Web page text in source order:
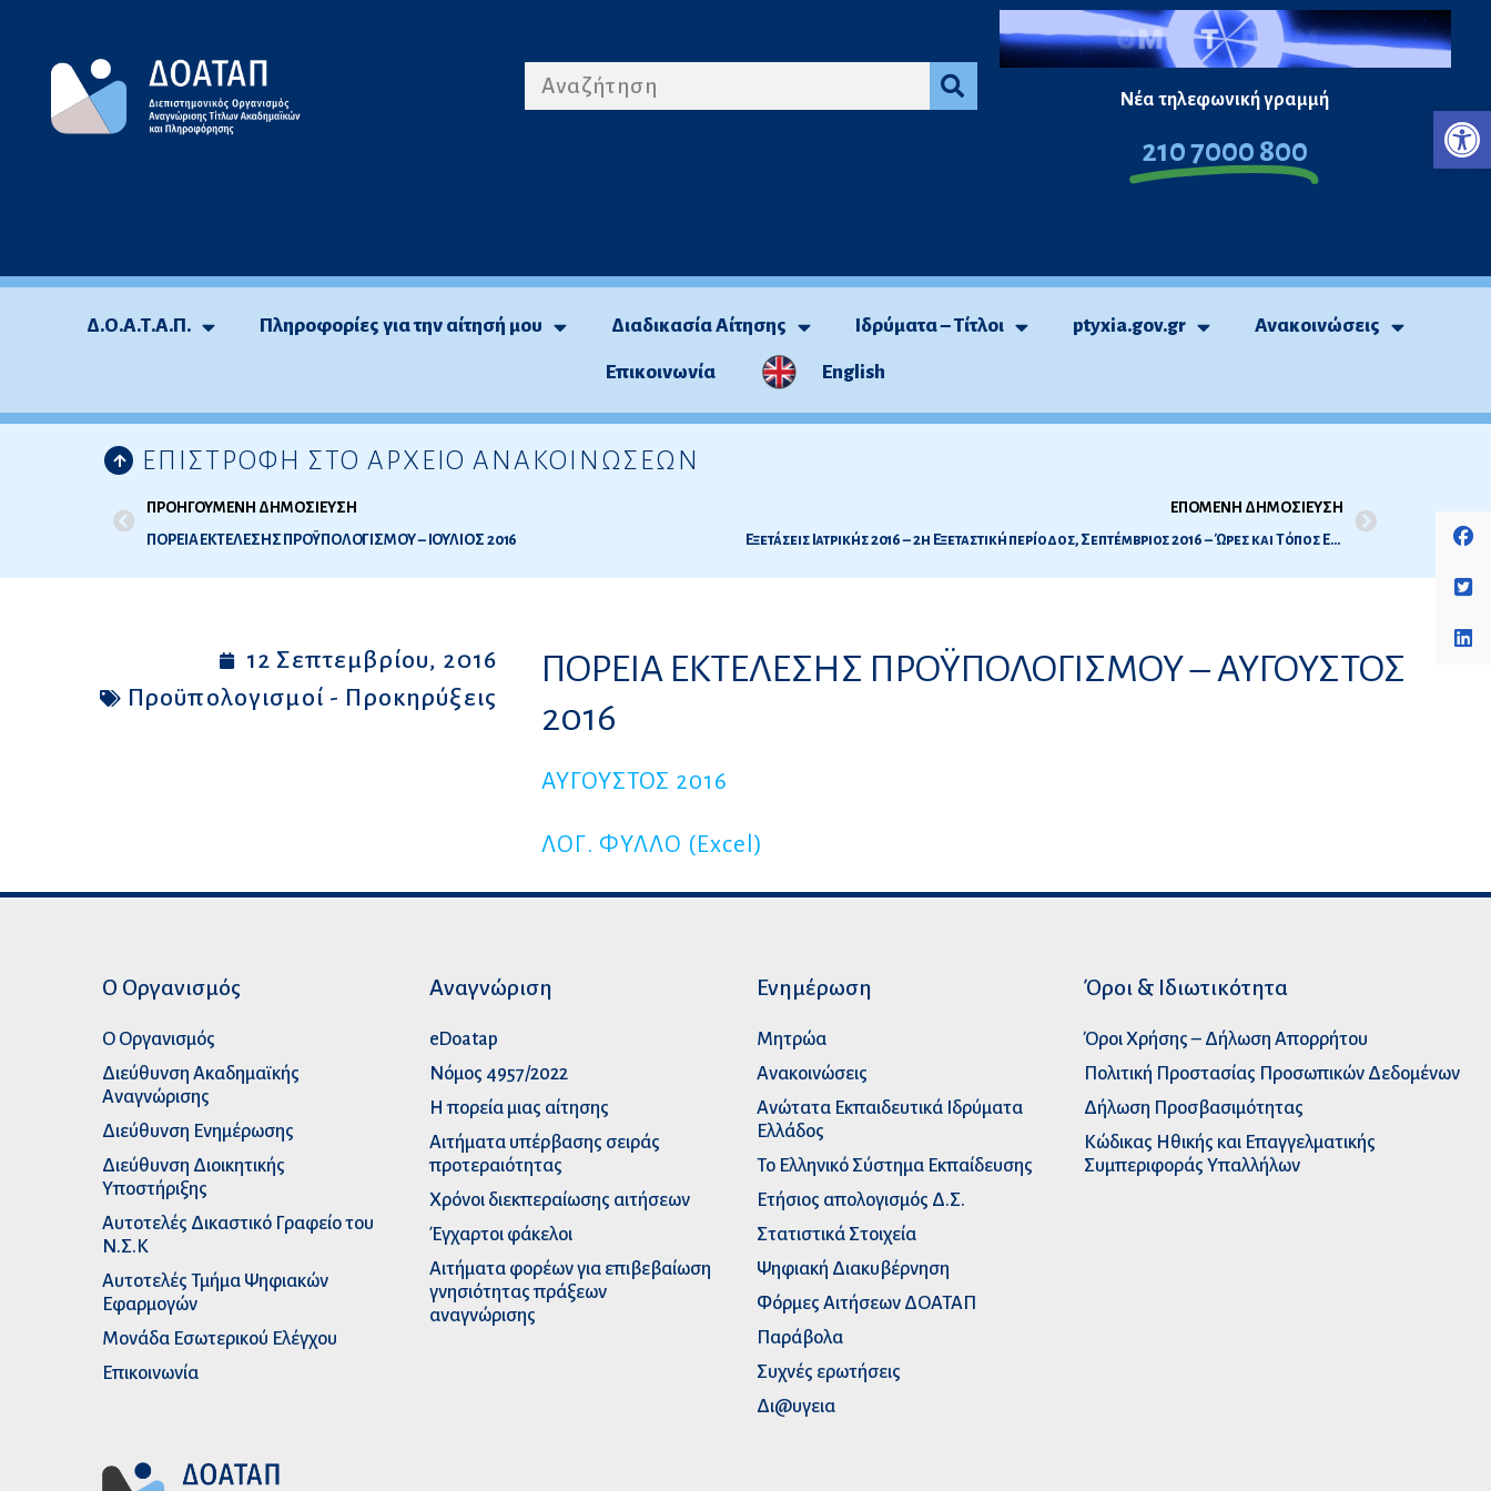
περιεχόμενο
Νέα τηλεφωνική γραμμή
210 7000 800
Δ.Ο.Α.Τ.Α.Π. Πληροφορίες για την αίτησή μου Διαδικασία Αίτησης Ιδρύματα – Τίτλοι ptyxia.gov.gr Ανακοινώσεις
Επικοινωνία English
ΕΠΙΣΤΡΟΦΗ ΣΤΟ ΑΡΧΕΙΟ ΑΝΑΚΟΙΝΩΣΕΩΝ
ΠΡΟΗΓΟΥΜΕΝΗ ΔΗΜΟΣΙΕΥΣΗ
ΠΟΡΕΙΑ ΕΚΤΕΛΕΣΗΣ ΠΡΟΫΠΟΛΟΓΙΣΜΟΥ – ΙΟΥΛΙΟΣ 2016
ΕΠΟΜΕΝΗ ΔΗΜΟΣΙΕΥΣΗ
Εξετάσεις Ιατρικής 2016 – 2η Εξεταστική περίοδος, Σεπτέμβριος 2016 – Ώρες και Τόπος Εξέτασης
12 Σεπτεμβρίου, 2016
Προϋπολογισμοί - Προκηρύξεις
ΠΟΡΕΙΑ ΕΚΤΕΛΕΣΗΣ ΠΡΟΫΠΟΛΟΓΙΣΜΟΥ – ΑΥΓΟΥΣΤΟΣ
2016
ΑΥΓΟΥΣΤΟΣ 2016
ΛΟΓ. ΦΥΛΛΟ (Excel)
Ο Οργανισμός
Ο Οργανισμός
Διεύθυνση Ακαδημαϊκής
Αναγνώρισης
Διεύθυνση Ενημέρωσης
Διεύθυνση Διοικητικής
Υποστήριξης
Αυτοτελές Δικαστικό Γραφείο του
Ν.Σ.Κ
Αυτοτελές Τμήμα Ψηφιακών
Εφαρμογών
Μονάδα Εσωτερικού Ελέγχου
Επικοινωνία
Αναγνώριση
eDoatap
Νόμος 4957/2022
Η πορεία μιας αίτησης
Αιτήματα υπέρβασης σειράς
προτεραιότητας
Χρόνοι διεκπεραίωσης αιτήσεων
Έγχαρτοι φάκελοι
Αιτήματα φορέων για επιβεβαίωση
γνησιότητας πράξεων
αναγνώρισης
Ενημέρωση
Μητρώα
Ανακοινώσεις
Ανώτατα Eκπαιδευτικά Iδρύματα
Ελλάδος
Το Ελληνικό Σύστημα Εκπαίδευσης
Ετήσιος απολογισμός Δ.Σ.
Στατιστικά Στοιχεία
Ψηφιακή Διακυβέρνηση
Φόρμες Αιτήσεων ΔΟΑΤΑΠ
Παράβολα
Συχνές ερωτήσεις
Δι@υγεια
Όροι & Ιδιωτικότητα
Όροι Χρήσης – Δήλωση Απορρήτου
Πολιτική Προστασίας Προσωπικών Δεδομένων
Δήλωση Προσβασιμότητας
Κώδικας Ηθικής και Επαγγελματικής
Συμπεριφοράς Υπαλλήλων